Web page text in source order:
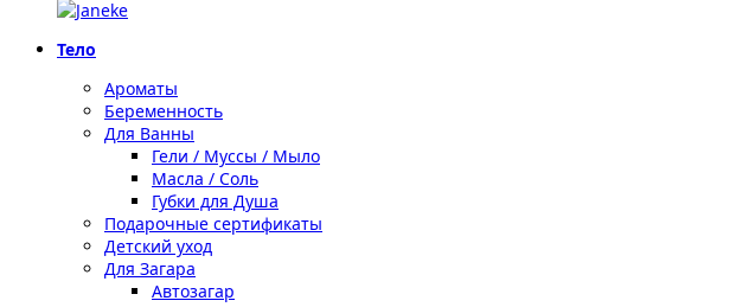
Тело
Ароматы
Беременность
Для Ванны
Гели / Муссы / Мыло
Масла / Соль
Губки для Душа
Подарочные сертификаты
Детский уход
Для Загара
Автозагар